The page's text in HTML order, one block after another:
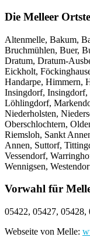
Die Melleer
Altenmelle, Bakum,
Bruchmühlen, Buer,
Dratum, Dratum-
Eickholt,
Handarpe, Himmern,
Insingdorf,
Löhlingdorf,
Niederholsten,
Oberschlochtern,
Riemsloh, Sankt
Annen, Suttorf,
Vessendorf,
Wennigsen,
Vorwahl für
05422, 05427, 05428,
Webseite von Melle: